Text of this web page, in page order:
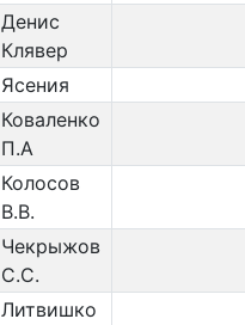
Денис
Клявер
Ясения
Коваленко
П.А
Колосов
В.В.
Чекрыжов
С.С.
Литвишко